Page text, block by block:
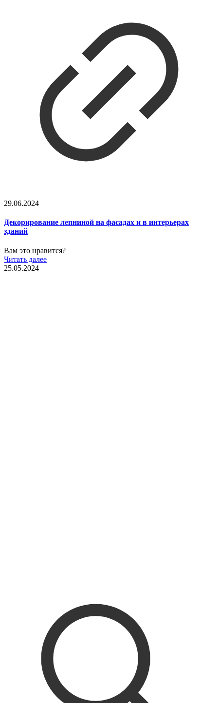
29.06.2024
Декорирование лепниной на фасадах и в интерьерах
зданий
Вам это нравится?
Читать далее
25.05.2024